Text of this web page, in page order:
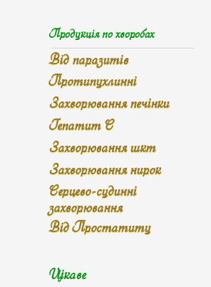
Продукція по хворобах
Від паразитів
Протипухлинні
Захворювання печінки
Гепатит С
Захворювання шкт
Захворювання нирок
Серцево-судинні
захворювання
Від Простатиту
Цікаве